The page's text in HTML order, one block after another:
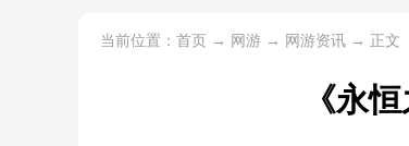
当前位置： 首页 → 网游 → 网游资讯 → 正文
《永